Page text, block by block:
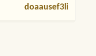
doaausef3li